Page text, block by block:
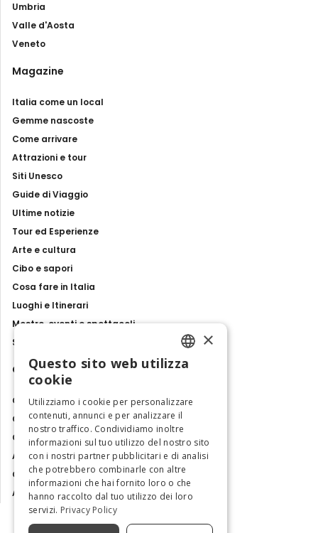
Umbria
Valle d'Aosta
Veneto
Magazine
Italia come un local
Gemme nascoste
Come arrivare
Attrazioni e tour
Siti Unesco
Guide di Viaggio
Ultime notizie
Tour ed Esperienze
Arte e cultura
Cibo e sapori
Cosa fare in Italia
Luoghi e Itinerari
Mostre, eventi e spettacoli
Storie e tradizioni
Contatti
Chi siamo
Collabora con noi
Contatti
Ambasciatrice dell'Eccellenza
Osservatorio Turismo
Area Riservata
ENGLISH
ITALIAN
×
Questo sito web utilizza
cookie
Utilizziamo i cookie per personalizzare
contenuti, annunci e per analizzare il
nostro traffico. Condividiamo inoltre
informazioni sul tuo utilizzo del nostro sito
con i nostri partner pubblicitari e di analisi
che potrebbero combinarle con altre
informazioni che hai fornito loro o che
hanno raccolto dal tuo utilizzo dei loro
servizi. Privacy Policy